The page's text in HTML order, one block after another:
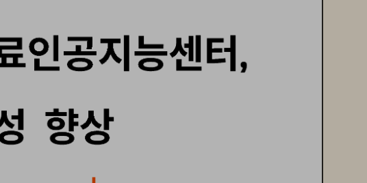
인공지능센터
,
향상